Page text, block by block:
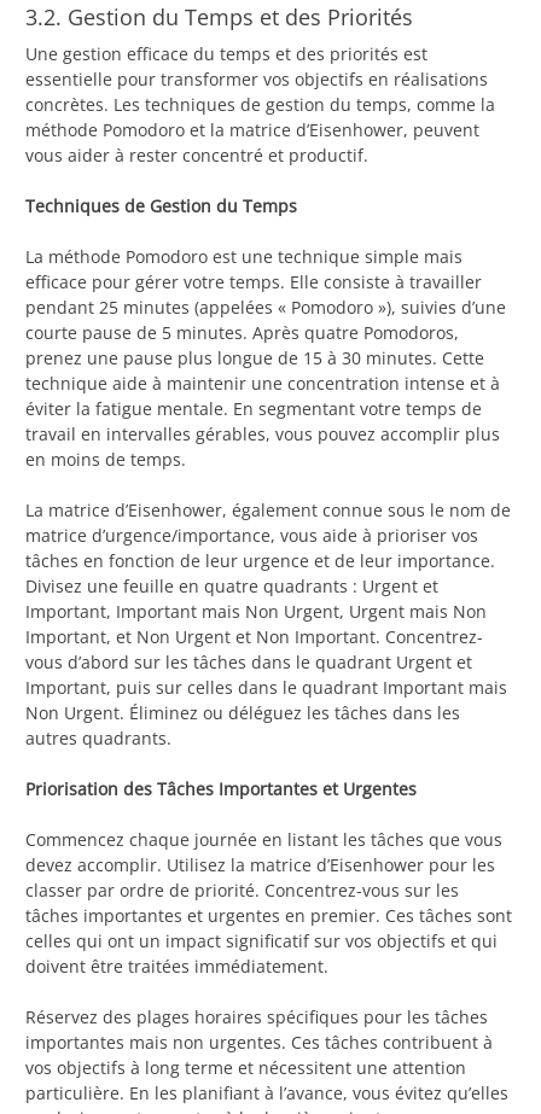
3.2. Gestion du Temps et des Priorités
Une gestion efficace du temps et des priorités est
essentielle pour transformer vos objectifs en réalisations
concrètes. Les techniques de gestion du temps, comme la
méthode Pomodoro et la matrice d’Eisenhower, peuvent
vous aider à rester concentré et productif.
Techniques de Gestion du Temps
La méthode Pomodoro est une technique simple mais
efficace pour gérer votre temps. Elle consiste à travailler
pendant 25 minutes (appelées « Pomodoro »), suivies d’une
courte pause de 5 minutes. Après quatre Pomodoros,
prenez une pause plus longue de 15 à 30 minutes. Cette
technique aide à maintenir une concentration intense et à
éviter la fatigue mentale. En segmentant votre temps de
travail en intervalles gérables, vous pouvez accomplir plus
en moins de temps.
La matrice d’Eisenhower, également connue sous le nom de
matrice d’urgence/importance, vous aide à prioriser vos
tâches en fonction de leur urgence et de leur importance.
Divisez une feuille en quatre quadrants : Urgent et
Important, Important mais Non Urgent, Urgent mais Non
Important, et Non Urgent et Non Important. Concentrez-
vous d’abord sur les tâches dans le quadrant Urgent et
Important, puis sur celles dans le quadrant Important mais
Non Urgent. Éliminez ou déléguez les tâches dans les
autres quadrants.
Priorisation des Tâches Importantes et Urgentes
Commencez chaque journée en listant les tâches que vous
devez accomplir. Utilisez la matrice d’Eisenhower pour les
classer par ordre de priorité. Concentrez-vous sur les
tâches importantes et urgentes en premier. Ces tâches sont
celles qui ont un impact significatif sur vos objectifs et qui
doivent être traitées immédiatement.
Réservez des plages horaires spécifiques pour les tâches
importantes mais non urgentes. Ces tâches contribuent à
vos objectifs à long terme et nécessitent une attention
particulière. En les planifiant à l’avance, vous évitez qu’elles